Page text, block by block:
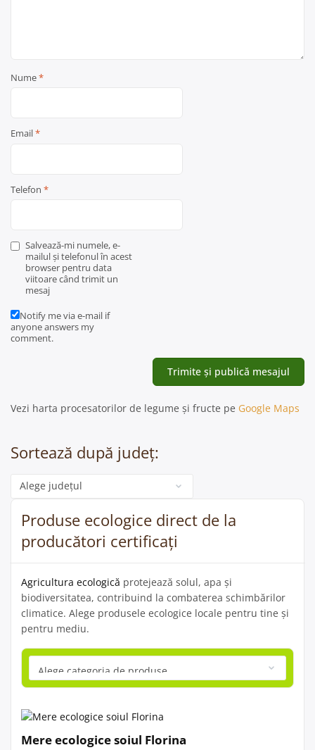
Nume*
Email*
Telefon *
Salvează-mi numele, e-
mailul și telefonul în acest
browser pentru data
viitoare când trimit un
mesaj
Notify me via e-mail if
anyone answers my
comment.
Vezi harta procesatorilor de legume și fructe pe Google Maps
Sortează după județ:
Categorie
Produse ecologice direct de la
producători certificați
Agricultura ecologică protejează solul, apa și
biodiversitatea, contribuind la combaterea schimbărilor
climatice. Alege produsele ecologice locale pentru tine și
pentru mediu.
Mere ecologice soiul Florina